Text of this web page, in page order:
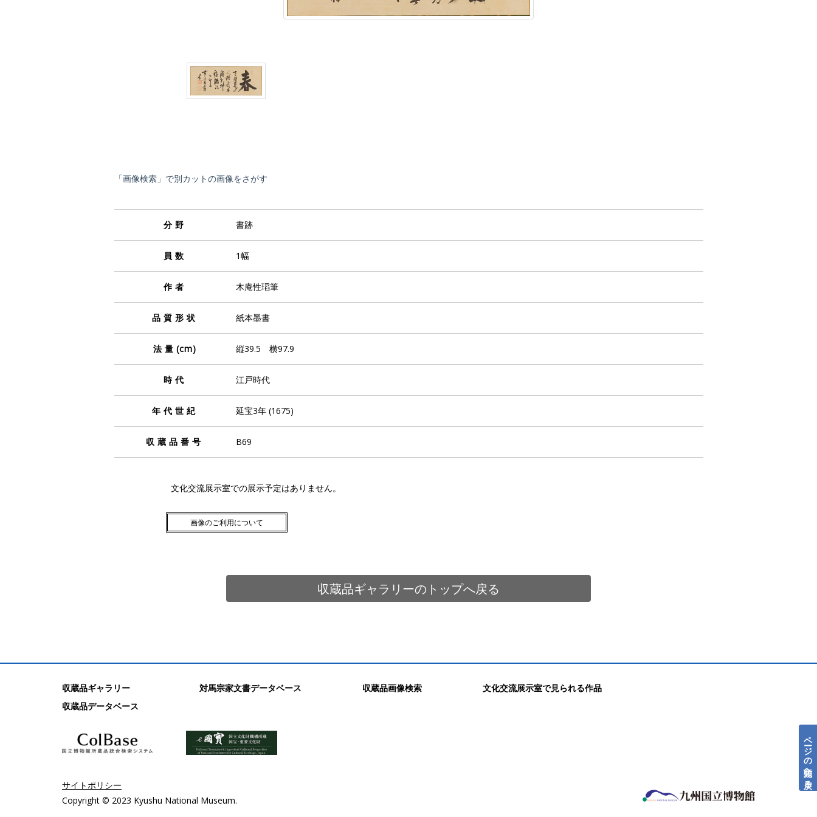
「画像検索」で別カットの画像をさがす
分野 書跡
員数 1幅
作者 木庵性瑫筆
品質形状 紙本墨書
法量 (cm) 縦39.5 横97.9
時代 江戸時代
年代世紀 延宝3年 (1675)
収蔵品番号 B69
文化交流展示室での展示予定はありません。
画像のご利用について
収蔵品ギャラリーのトップへ戻る
ページの先頭へ戻る
収蔵品ギャラリー
収蔵品データベース
対馬宗家文書データベース 収蔵品画像検索 文化交流展示室で見られる作品
サイトポリシー
Copyright © 2023 Kyushu National Museum.